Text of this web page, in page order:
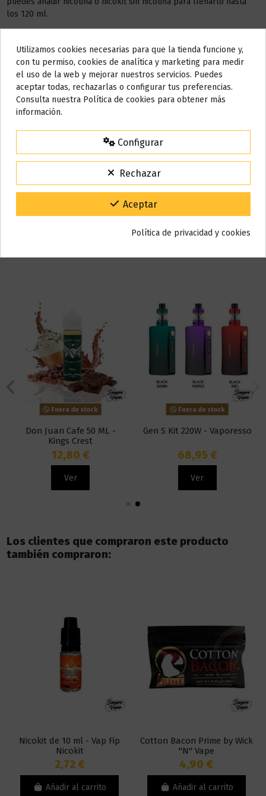
los 120 ml.
nicotina debes añadir 2 NICOKITde 10 ml con 20 mg de
nicotina/ml.
AÑADIR NICOKIT DE 3 MG
Detalles del producto
Reseñas (0)
Fuera de stock
Don Juan Cafe 50 ML -
Kings Crest
12,80 €
Ver
Fuera de stock
Gen S Kit 220W - Vaporesso
68,95 €
Ver
Los clientes que compraron este producto
también compraron:
Nicokit de 10 ml - Vap Fip
Nicokit
2,72 €
Añadir al carrito
Cotton Bacon Prime by Wick
"N" Vape
4,90 €
Añadir al carrito
Do not show again.
AVISO IMPORTANTE
Nos tomamos unos días
Todos los pedidos realizados desde el
15% de descuento
Para agradecerte la espera durante estos días.
Código:VACACIONES15
Gracias por tu paciencia y por seguir confiando en nosotros.
Utilizamos cookies necesarias para que la tienda funcione y,
con tu permiso, cookies de analítica y marketing para medir
el uso de la web y mejorar nuestros servicios. Puedes
aceptar todas, rechazarlas o configurar tus preferencias.
Consulta nuestra Política de cookies para obtener más
información.
Configurar
Rechazar
Aceptar
Política de privacidad y cookies